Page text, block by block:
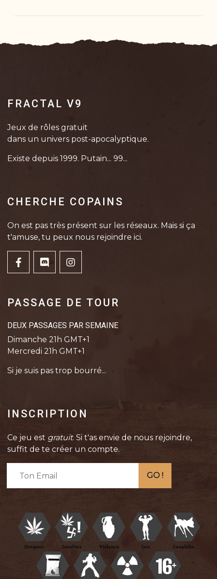
FRACTAL V9
Jeux de rôles gratuit
dans un univers post-apocalyptique.
Existe depuis 1999. Putain... 99...
CHERCHE COPAINS
On est pas très présent sur les réseaux. Mais si ça
t'amuse, tu peux nous rejoindre ici.
PASSAGE DE TOUR
DEUX PASSAGES PAR SEMAINE
Dimanche 21h GMT+1
Mercredi 21h GMT+1
Si je suis pas trop bourré...
INSCRIPTION
Ce jeu est gratuit. Si t'as envie de nous rejoindre,
suffit de te créer un compte.
GO !